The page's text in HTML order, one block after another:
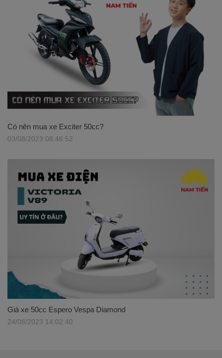
Có nên mua xe Exciter 50cc?
03/08/2023 08:46:52
Giá xe 50cc Espero Vespa Diamond
24/08/2023 14:02:40